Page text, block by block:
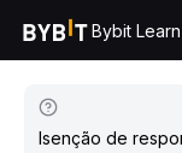
Bybit Learn
Isenção de